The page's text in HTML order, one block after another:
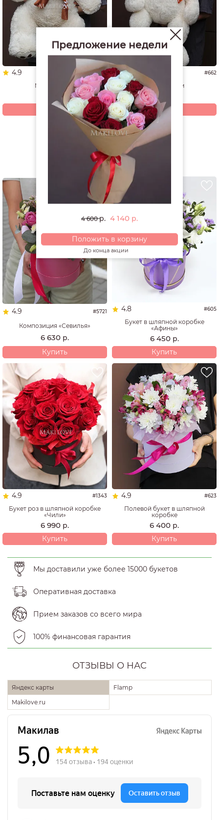
4.9 #1337
Мишка 60 см
4 940р.
Купить
5.0 #662
Мишка 70 см
4 200
Купить
Смотреть все открытки и игрушки
РЕКОМЕНДУЕМ
4.9 #5721
Композиция «Севилья»
6 630 р.
Купить
4.8 #605
Букет в шляпной коробке
«Афины»
6 450 р.
Купить
4.9 #1343
Букет роз в шляпной коробке
«Чили»
6 990 р.
Купить
4.9 #623
Полевой букет в шляпной
коробке
6 400 р.
Купить
Мы доставили уже более 15000 букетов
Оперативная доставка
Прием заказов со всего мира
100% финансовая гарантия
ОТЗЫВЫ О НАС
Яндекс карты
Flamp
Makilove.ru
Предложение недели
4 600р. 4 140 р.
Положить в корзину
До конца акции